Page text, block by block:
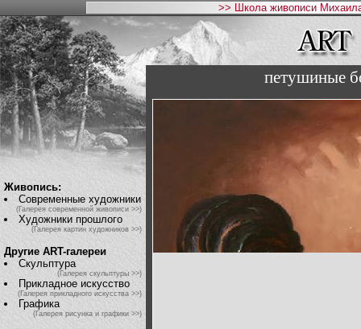
>> Школа живописи
Живопись:
Современные художники
(Галерея современной живописи >>)
Художники прошлого
(Галерея картин художников >>)
Другие ART-галереи
Скульптура
(Галерея скульптуры >>)
Прикладное искусство
(Галерея прикладного искусства >>)
Графика
(Галерея рисунка и графики >>)
петушиные